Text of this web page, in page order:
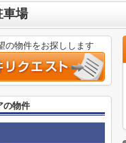
車場
の物件をお探しします
の物件